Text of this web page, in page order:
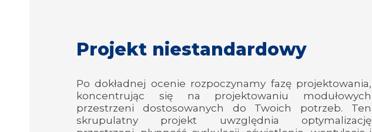
Projekt niestandardowy
Po dokładnej ocenie rozpoczynamy fazę projektowania,
koncentrując się na projektowaniu modułowych
przestrzeni dostosowanych do Twoich potrzeb. Ten
skrupulatny projekt uwzględnia optymalizację